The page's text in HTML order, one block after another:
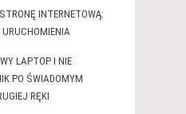
INTERNETOWĄ:
LAPTOP I NIE
PO ŚWIADOMYM
RĘKI